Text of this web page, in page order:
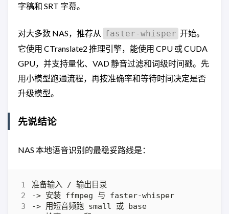
字稿和 SRT 字幕。
对大多数 NAS，推荐从 faster-whisper 开始。
它使用 CTranslate2 推理引擎，能使用 CPU 或 CUDA
GPU，并支持量化、VAD 静音过滤和词级时间戳。先
用小模型跑通流程，再按准确率和等待时间决定是否
升级模型。
先说结论
NAS 本地语音识别的最稳妥路线是：